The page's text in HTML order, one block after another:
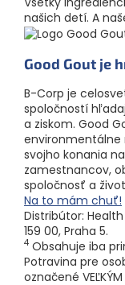
našich detí. A
Good Gout je
B-Corp je
spoločností
a ziskom. Good
environmentálne
svojho konania
zamestnancov,
spoločnosť a
Na to mám chuť!
Distribútor:
159 00, Praha 5.
4 Obsahuje iba
Potravina pre
označené VEĽKÝM